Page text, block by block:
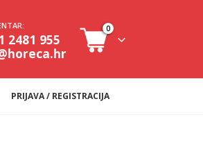
2481 955
0
PRIJAVA / REGISTRACIJA